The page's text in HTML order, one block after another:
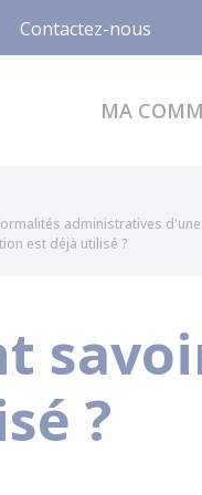
Contactez-nous
MA
administratives
est déjà utilisé ?
?